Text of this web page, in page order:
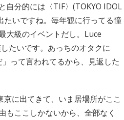
自分的には〈TIF〉(TOKYO IDOL
たいですね。毎年観に行ってる憧
大級のイベントだし。Luce
たいです。あっちのオタクに
」って言われてるから、見返した
京に出てきて、いま居場所がここ
もここしかないから、全部なく